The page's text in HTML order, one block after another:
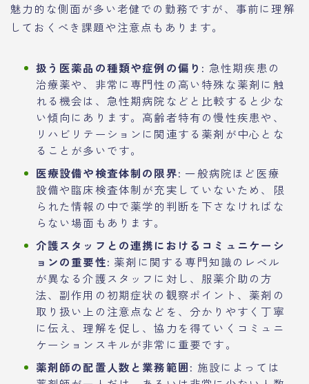
魅力的な側面が多い老健での勤務ですが、事前に理解
しておくべき課題や注意点もあります。
扱う医薬品の種類や症例の偏り: 急性期疾患の
治療薬や、非常に専門性の高い特殊な薬剤に触
れる機会は、急性期病院などと比較すると少な
い傾向にあります。高齢者特有の慢性疾患や、
リハビリテーションに関連する薬剤が中心とな
ることが多いです。
医療設備や検査体制の限界: 一般病院ほど医療
設備や臨床検査体制が充実していないため、限
られた情報の中で薬学的判断を下さなければな
らない場面もあります。
介護スタッフとの連携におけるコミュニケーシ
ョンの重要性: 薬剤に関する専門知識のレベル
が異なる介護スタッフに対し、服薬介助の方
法、副作用の初期症状の観察ポイント、薬剤の
取り扱い上の注意点などを、分かりやすく丁寧
に伝え、理解を促し、協力を得ていくコミュニ
ケーションスキルが非常に重要です。
薬剤師の配置人数と業務範囲: 施設によっては